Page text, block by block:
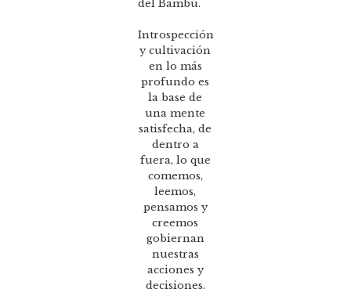
Introspección
y cultivación
en lo más
profundo es
la base de
una mente
satisfecha, de
dentro a
fuera, lo que
comemos,
leemos,
pensamos y
creemos
gobiernan
nuestras
acciones y
decisiones.